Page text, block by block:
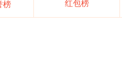
榜 红包榜